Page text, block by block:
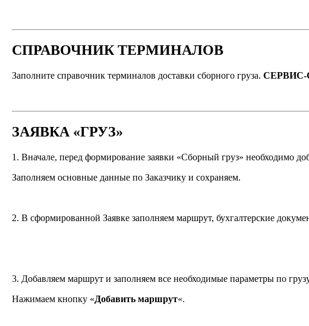
СПРАВОЧНИК ТЕРМИНАЛОВ
Заполните справочник терминалов доставки сборного груза.
ЗАЯВКА «ГРУЗ»
1. Вначале, перед формирование заявки «Сборный груз» необходимо
Заполняем основные данные по Заказчику и сохраняем.
2. В сформированной Заявке заполняем маршрут, бухгалтерские
3. Добавляем маршрут и заполняем все необходимые параметры по
Нажимаем кнопку «Добавить маршрут«.